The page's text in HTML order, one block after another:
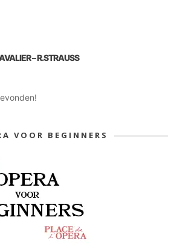
– R.STRAUSS
VOOR BEGINNERS